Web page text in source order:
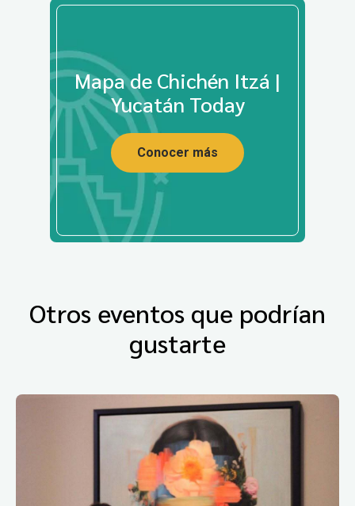
Mapa de Chichén Itzá |
Yucatán Today
Conocer más
Otros eventos que podrían
gustarte